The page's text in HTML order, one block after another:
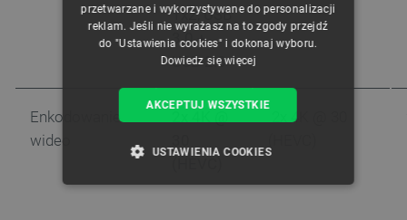
1x2, USB
3.0 +
USB 2.0
Enkodowanie
wideo
2x 4K @ 30
przetwarzane i wykorzystywane do personalizacji
reklam. Jeśli nie wyrażasz na to zgody przejdź
do "Ustawienia cookies" i dokonaj wyboru.
Dowiedz się więcej
AKCEPTUJ WSZYSTKIE
USTAWIENIA COOKIES